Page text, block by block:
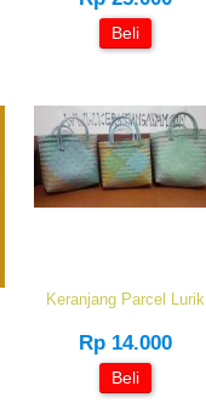
Beli
Keranjang Parcel Lurik
Rp 14.000
Beli